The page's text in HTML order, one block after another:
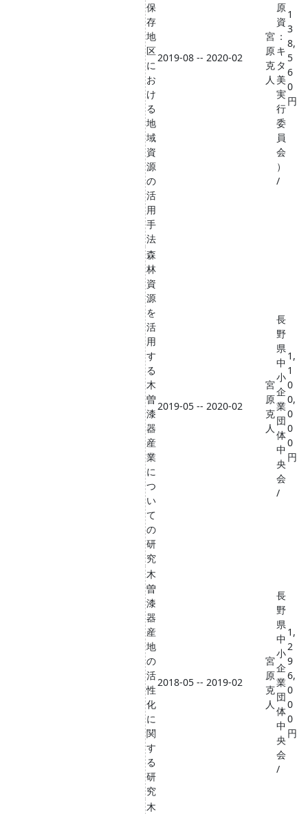
保
存
地
区
に
お
け
る
地
域
資
源
の
活
用
手
法
2019-08 -- 2020-02
宮
原
克
人
原
資
：
キ
タ
美
実
行
委
員
会
）
/
1
3
8,
5
6
0
円
森
林
資
源
を
活
用
す
る
木
曽
漆
器
産
業
に
つ
い
て
の
研
究
2019-05 -- 2020-02
宮
原
克
人
長
野
県
中
小
企
業
団
体
中
央
会
/
1,
1
0
0,
0
0
0
円
木
曽
漆
器
産
地
の
活
性
化
に
関
す
る
研
究
2018-05 -- 2019-02
宮
原
克
人
長
野
県
中
小
企
業
団
体
中
央
会
/
1,
2
9
6,
0
0
0
円
木